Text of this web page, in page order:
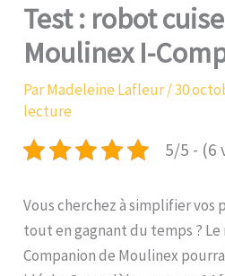
Test : robot
Moulinex I-
ParMadeleine Lafleur/30
lecture
5/5 - (6
Vous cherchez à simplifier vos
tout en gagnant du temps ?
Companion de Moulinex